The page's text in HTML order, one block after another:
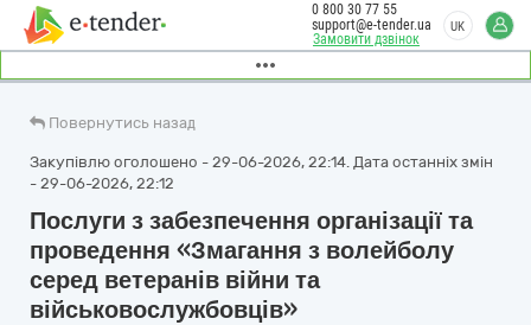
Замовити дзвінок
0 800 30 77 55
support@e-tender.ua
UK
Повернутись назад
Закупівлю оголошено - 29-06-2026, 22:14. Дата останніх змін
- 29-06-2026, 22:12
Послуги з забезпечення організації та
проведення «Змагання з волейболу
серед ветеранів війни та
військовослужбовців»